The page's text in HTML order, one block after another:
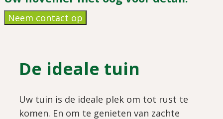
Neem contact op
De ideale tuin
Uw tuin is de ideale plek om tot rust te
komen. En om te genieten van zachte